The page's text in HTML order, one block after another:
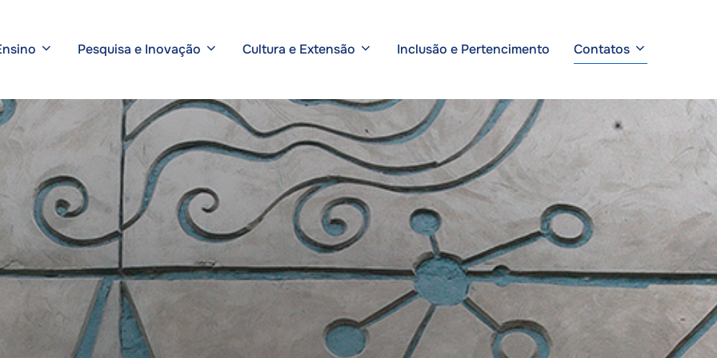
Pesquisa e Inovação Cultura e Extensão Inclusão e Pertencimento Contatos